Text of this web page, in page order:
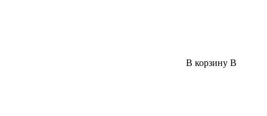
В корзину В